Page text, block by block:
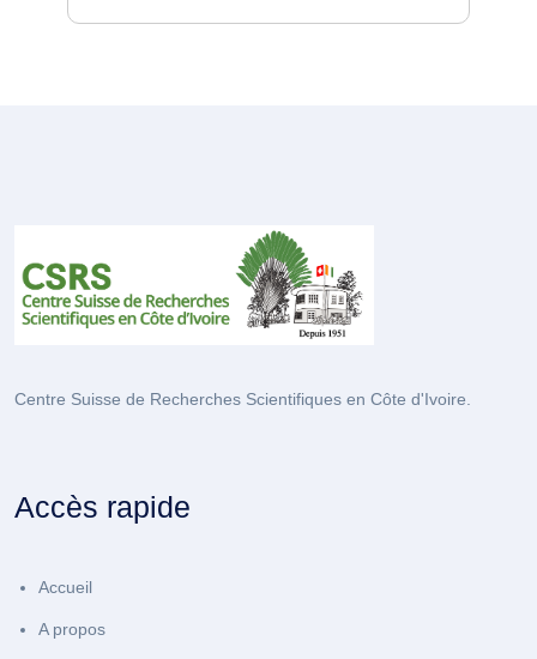
Centre Suisse de Recherches Scientifiques en Côte d'Ivoire.
Accès rapide
Accueil
A propos